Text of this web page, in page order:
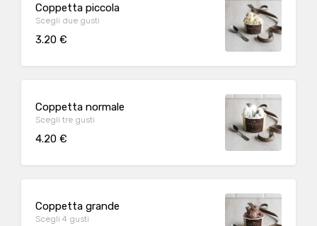
Coppetta piccola
Scegli due gusti
3.20 €
Coppetta normale
Scegli tre gusti
4.20 €
Coppetta grande
Scegli 4 gusti